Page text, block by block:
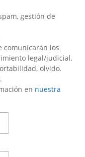
gestión de
comunicarán los
legal/judicial.
olvido.
.
en nuestra